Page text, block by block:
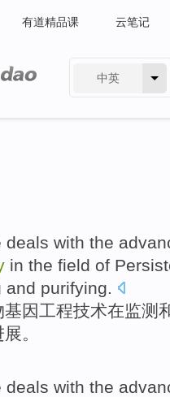
有道精品课 云笔记
中英
deals with the
in the field of
and purifying.
基因工程技术在监测
。
deals with the